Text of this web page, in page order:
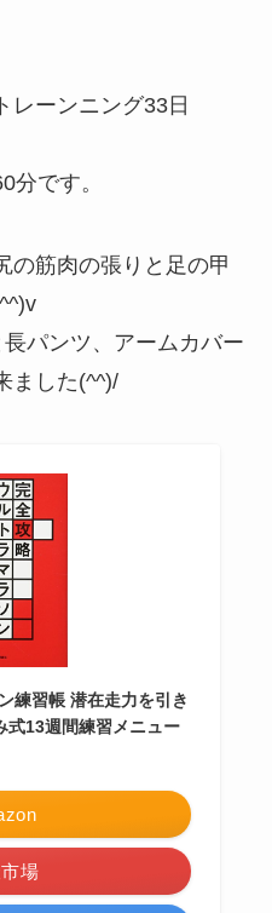
レーンニング33日
分です。
の筋肉の張りと足の甲
パンツ、アームカバー
ました(^^)/
練習帳 潜在走力を引き
式13週間練習メニュー
場